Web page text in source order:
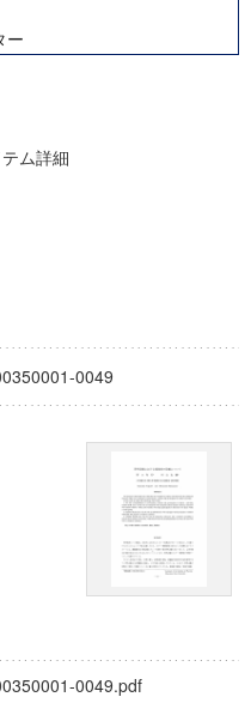
ー
テュート
書
グラム「超成熟社会発展のサ
ム詳細
0049
0049.pdf